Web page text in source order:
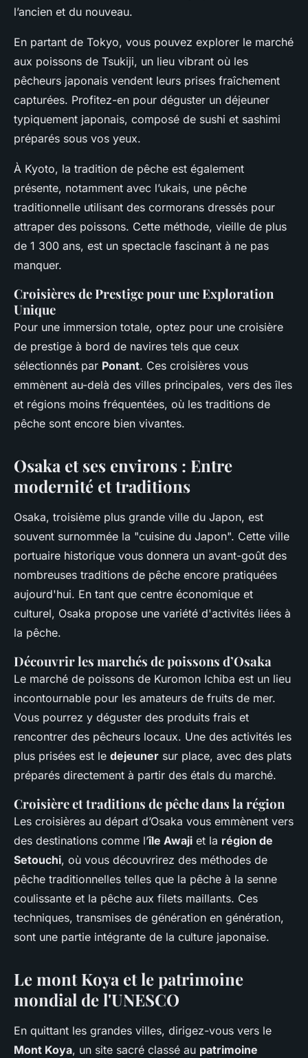
l’ancien et du nouveau.
En partant de Tokyo, vous pouvez explorer le marché
aux poissons de Tsukiji, un lieu vibrant où les
pêcheurs japonais vendent leurs prises fraîchement
capturées. Profitez-en pour déguster un déjeuner
typiquement japonais, composé de sushi et sashimi
préparés sous vos yeux.
À Kyoto, la tradition de pêche est également
présente, notamment avec l’ukais, une pêche
traditionnelle utilisant des cormorans dressés pour
attraper des poissons. Cette méthode, vieille de plus
de 1 300 ans, est un spectacle fascinant à ne pas
manquer.
Croisières de Prestige pour une Exploration
Unique
Pour une immersion totale, optez pour une croisière
de prestige à bord de navires tels que ceux
sélectionnés par Ponant. Ces croisières vous
emmènent au-delà des villes principales, vers des îles
et régions moins fréquentées, où les traditions de
pêche sont encore bien vivantes.
Osaka et ses environs : Entre
modernité et traditions
Osaka, troisième plus grande ville du Japon, est
souvent surnommée la "cuisine du Japon". Cette ville
portuaire historique vous donnera un avant-goût des
nombreuses traditions de pêche encore pratiquées
aujourd'hui. En tant que centre économique et
culturel, Osaka propose une variété d'activités liées à
la pêche.
Découvrir les marchés de poissons d’Osaka
Le marché de poissons de Kuromon Ichiba est un lieu
incontournable pour les amateurs de fruits de mer.
Vous pourrez y déguster des produits frais et
rencontrer des pêcheurs locaux. Une des activités les
plus prisées est le dejeuner sur place, avec des plats
préparés directement à partir des étals du marché.
Croisière et traditions de pêche dans la région
Les croisières au départ d’Osaka vous emmènent vers
des destinations comme l’île Awaji et la région de
Setouchi, où vous découvrirez des méthodes de
pêche traditionnelles telles que la pêche à la senne
coulissante et la pêche aux filets maillants. Ces
techniques, transmises de génération en génération,
sont une partie intégrante de la culture japonaise.
Le mont Koya et le patrimoine
mondial de l'UNESCO
En quittant les grandes villes, dirigez-vous vers le
Mont Koya, un site sacré classé au patrimoine